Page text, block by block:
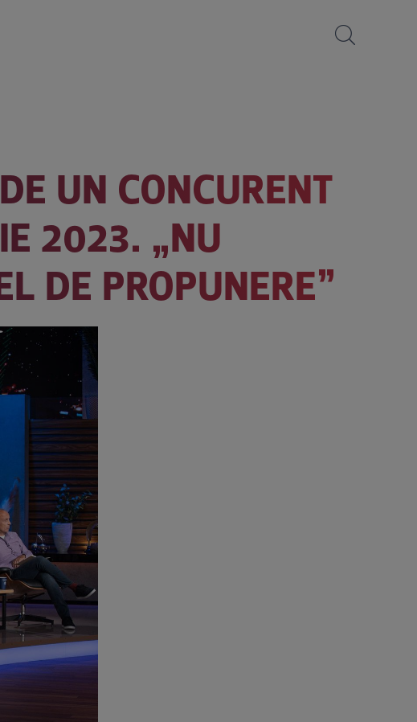
UN CONCURENT
2023. „NU
DE PROPUNERE”